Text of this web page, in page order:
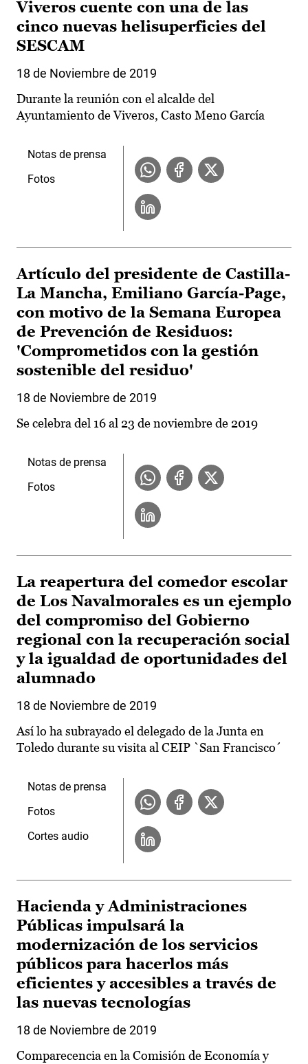
Viveros cuente con una de las
cinco nuevas helisuperficies del
SESCAM
18 de Noviembre de 2019
Durante la reunión con el alcalde del
Ayuntamiento de Viveros, Casto Meno García
Notas de prensa
Fotos
Artículo del presidente de Castilla-
La Mancha, Emiliano García-Page,
con motivo de la Semana Europea
de Prevención de Residuos:
'Comprometidos con la gestión
sostenible del residuo'
18 de Noviembre de 2019
Se celebra del 16 al 23 de noviembre de 2019
Notas de prensa
Fotos
La reapertura del comedor escolar
de Los Navalmorales es un ejemplo
del compromiso del Gobierno
regional con la recuperación social
y la igualdad de oportunidades del
alumnado
18 de Noviembre de 2019
Así lo ha subrayado el delegado de la Junta en
Toledo durante su visita al CEIP `San Francisco´
Notas de prensa
Fotos
Cortes audio
Hacienda y Administraciones
Públicas impulsará la
modernización de los servicios
públicos para hacerlos más
eficientes y accesibles a través de
las nuevas tecnologías
18 de Noviembre de 2019
Comparecencia en la Comisión de Economía y